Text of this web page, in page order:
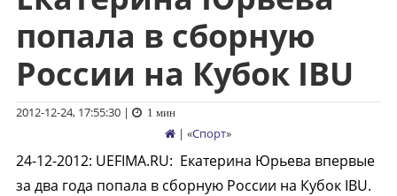
содержимому
попала в сборную
России на Кубок IBU
2012-12-24, 17:55:30| 1 мин
| «Спорт»
24-12-2012: UEFIMA.RU: Екатерина Юрьева впервые
за два года попала в сборную России на Кубок IBU.